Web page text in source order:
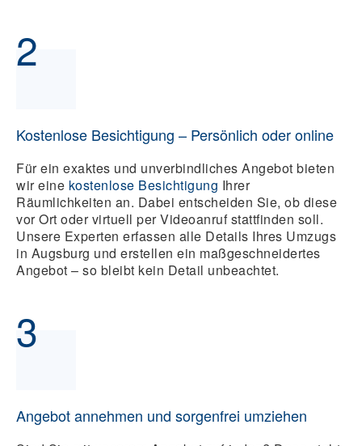
2
Kostenlose Besichtigung – Persönlich oder online
Für ein exaktes und unverbindliches Angebot bieten
wir eine kostenlose Besichtigung Ihrer
Räumlichkeiten an. Dabei entscheiden Sie, ob diese
vor Ort oder virtuell per Videoanruf stattfinden soll.
Unsere Experten erfassen alle Details Ihres Umzugs
in Augsburg und erstellen ein maßgeschneidertes
Angebot – so bleibt kein Detail unbeachtet.
3
Angebot annehmen und sorgenfrei umziehen